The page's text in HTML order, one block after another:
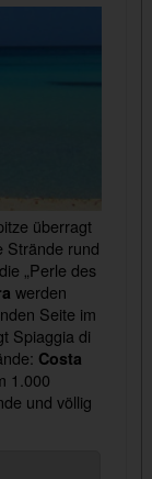
überragt
Strände rund
„Perle des
werden
Seite im
Spiaggia di
Costa
1.000
und völlig